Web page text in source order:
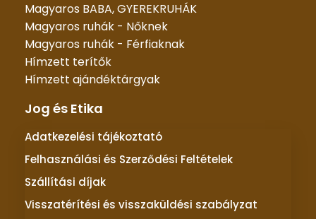
Magyaros BABA, GYEREKRUHÁK
Magyaros ruhák - Nőknek
Magyaros ruhák - Férfiaknak
Hímzett terítők
Hímzett ajándéktárgyak
Jog és Etika
Adatkezelési tájékoztató
Felhasználási és Szerződési Feltételek
Szállítási díjak
Visszatérítési és visszaküldési szabályzat